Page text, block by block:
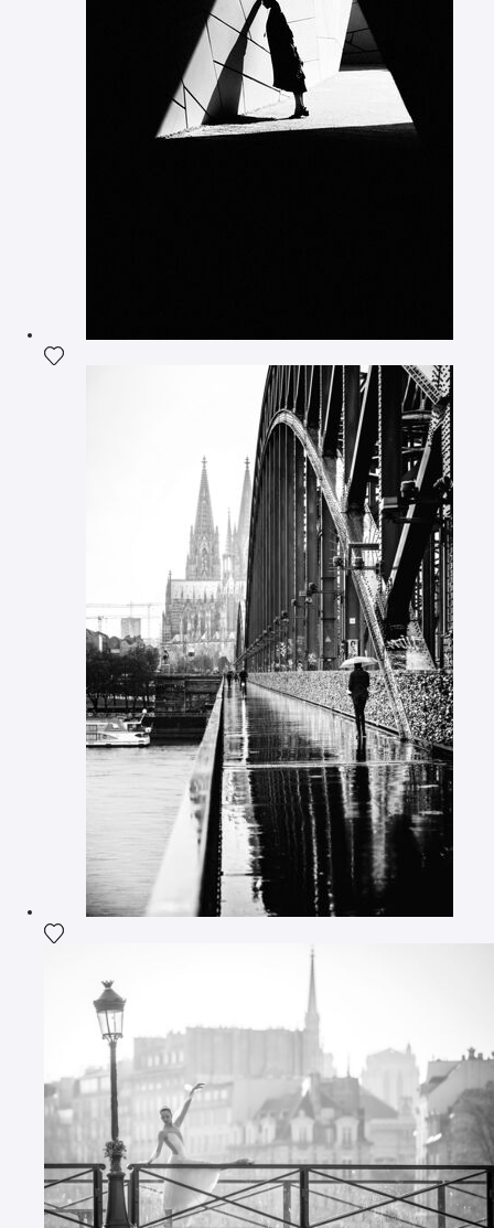
Ajouter la photographie à ma wishlist
Ajouter la photographie à ma wishlist